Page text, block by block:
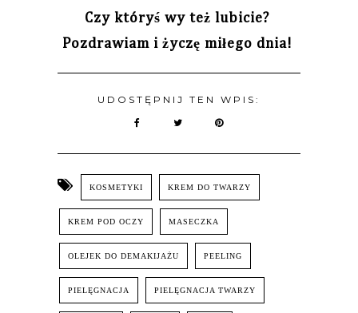
Czy któryś wy też lubicie?
Pozdrawiam i życzę miłego dnia!
UDOSTĘPNIJ TEN WPIS:
KOSMETYKI KREM DO TWARZY
KREM POD OCZY MASECZKA
OLEJEK DO DEMAKIJAŻU PEELING
PIELĘGNACJA PIELĘGNACJA TWARZY